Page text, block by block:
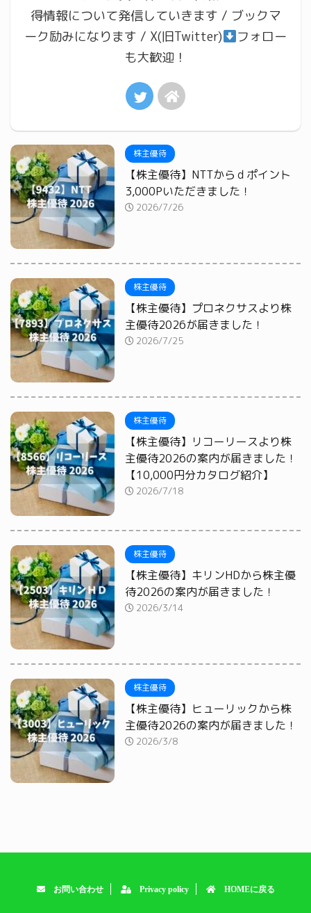
得情報について発信していきます / ブックマ
ーク励みになります / X(旧Twitter)
フォロー
も大歓迎！
株主優待
【株主優待】NTTからｄポイント
3,000Pいただきました！
2026/7/26
株主優待
【株主優待】プロネクサスより株
主優待2026が届きました！
2026/7/25
株主優待
【株主優待】リコーリースより株
主優待2026の案内が届きました！
【10,000円分カタログ紹介】
2026/7/18
株主優待
【株主優待】キリンHDから株主優
待2026の案内が届きました！
2026/3/14
株主優待
【株主優待】ヒューリックから株
主優待2026の案内が届きました！
2026/3/8
お問い合わせ Privacy policy HOMEに戻る